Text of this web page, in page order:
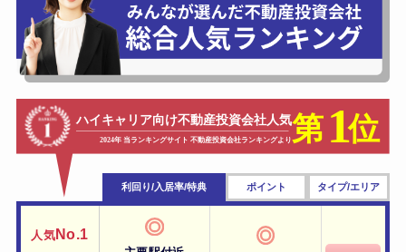
利回り/入居率/特典 ポイント タイプ/エリア
人気No.1